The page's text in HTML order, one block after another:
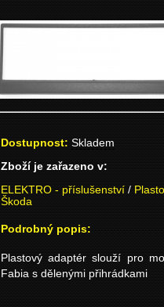
Dostupnost: Skladem
Zboží je zařazeno v:
ELEKTRO - příslušenství /
Škoda
Podrobný popis:
Plastový adaptér slouží pro
Fabia s dělenými přihrádkami